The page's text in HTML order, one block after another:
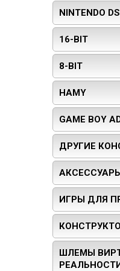
NINTENDO DS
16-BIT
8-BIT
HAMY
GAME BOY
ДРУГИЕ
ИГРЫ ДЛЯ
ШЛЕМЫ